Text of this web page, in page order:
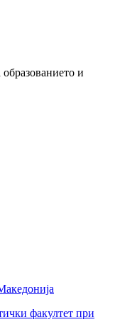
и
факултет при